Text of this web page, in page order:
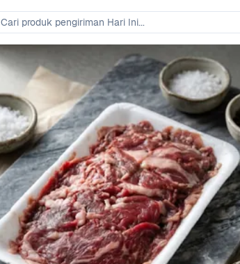
Cari produk pengiriman Hari Ini...